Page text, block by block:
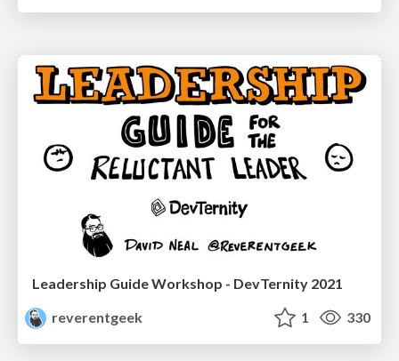
Leadership Guide Workshop - DevTernity 2021
reverentgeek
1 330